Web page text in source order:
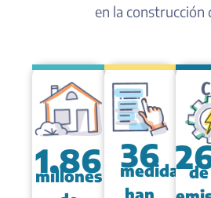
en la construcción
1.86
millones
36
medidas
han